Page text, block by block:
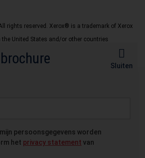
rights reserved. Xerox® is a trademark of Xerox
the United States and/or other countries
Privacy Policy
Sluiten
persoonsgegevens worden
het privacy statement van